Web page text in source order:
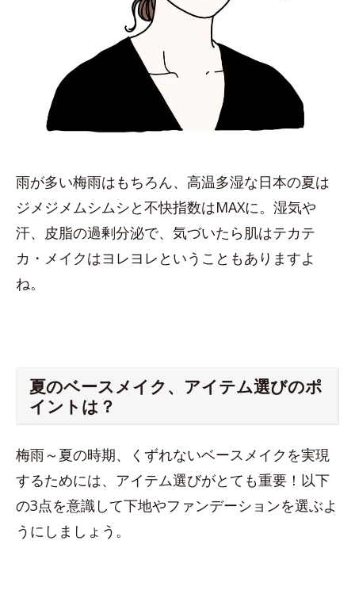
雨が多い梅雨はもちろん、高温多湿な日本の夏は
ジメジメムシムシと不快指数はMAXに。湿気や
汗、皮脂の過剰分泌で、気づいたら肌はテカテ
カ・メイクはヨレヨレということもありますよ
ね。
夏のベースメイク、アイテム選びのポ
イントは？
梅雨～夏の時期、くずれないベースメイクを実現
するためには、アイテム選びがとても重要！以下
の3点を意識して下地やファンデーションを選ぶよ
うにしましょう。